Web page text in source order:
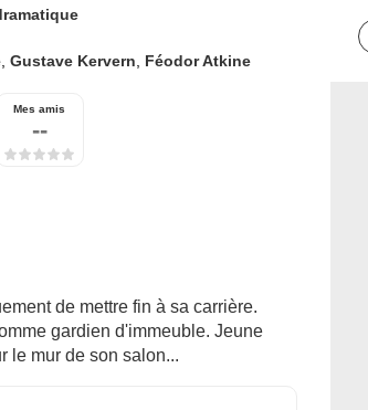
, Gustave Kervern Féodor Atkine
Mes amis
--
de mettre fin à sa carrière.
gardien d'immeuble. Jeune
le mur de son salon...